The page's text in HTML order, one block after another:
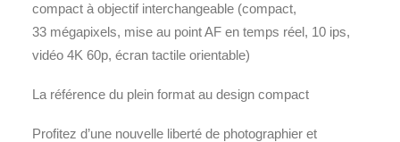
compact à objectif interchangeable (compact,
33 mégapixels, mise au point AF en temps réel, 10 ips,
vidéo 4K 60p, écran tactile orientable)
La référence du plein format au design compact
Profitez d’une nouvelle liberté de photographier et